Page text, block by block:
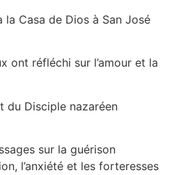
Casa de Dios à San José
ont réfléchi sur l’amour et la
du Disciple nazaréen
sur la guérison
l’anxiété et les forteresses